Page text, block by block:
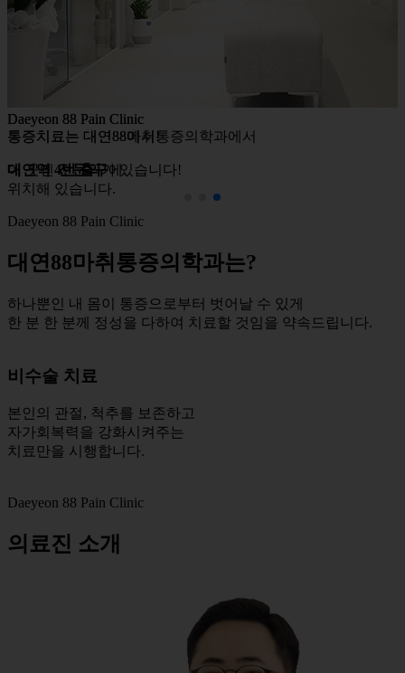
Daeyeon 88 Pain Clinic
통증치료는 대연88마취통증의학과에서
이 곳엔전문의가 있습니다!
Daeyeon 88 Pain Clinic
통증치료는 대연88에서!
대연역 4번 출구에
위치해 있습니다.
Daeyeon 88 Pain Clinic
대연88마취통증의학과는?
하나뿐인 내 몸이 통증으로부터 벗어날 수 있게
한 분 한 분께 정성을 다하여 치료할 것임을 약속드립니다.
1:1 맞춤진료
마취통증의학과 전문의가
풍부한 임상경험을 바탕으로
1:1 맞춤 진료를 시행합니다.
Daeyeon 88 Pain Clinic
의료진 소개